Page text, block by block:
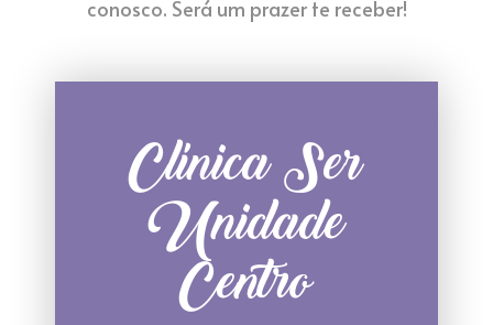
conosco. Será um prazer te receber!
Clínica Ser
Unidade
Centro